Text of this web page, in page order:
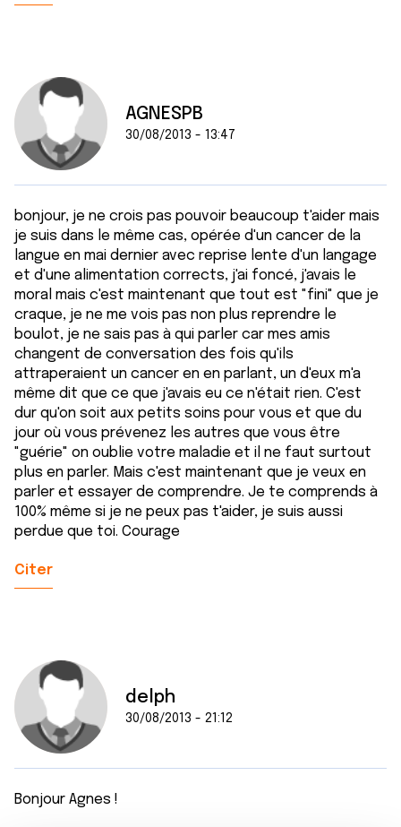
AGNESPB
30/08/2013 - 13:47
bonjour, je ne crois pas pouvoir beaucoup t'aider mais
je suis dans le même cas, opérée d'un cancer de la
langue en mai dernier avec reprise lente d'un langage
et d'une alimentation corrects, j'ai foncé, j'avais le
moral mais c'est maintenant que tout est "fini" que je
craque, je ne me vois pas non plus reprendre le
boulot, je ne sais pas à qui parler car mes amis
changent de conversation des fois qu'ils
attraperaient un cancer en en parlant, un d'eux m'a
même dit que ce que j'avais eu ce n'était rien. C'est
dur qu'on soit aux petits soins pour vous et que du
jour où vous prévenez les autres que vous être
"guérie" on oublie votre maladie et il ne faut surtout
plus en parler. Mais c'est maintenant que je veux en
parler et essayer de comprendre. Je te comprends à
100% même si je ne peux pas t'aider, je suis aussi
perdue que toi. Courage
Citer
delph
30/08/2013 - 21:12
Bonjour Agnes !